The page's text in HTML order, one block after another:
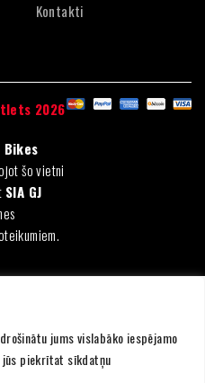
jums vislabāko iespējamo
jūs piekrītat sīkdatņu
Kontakti
2026
Bikes
šo vietni
SIA GJ